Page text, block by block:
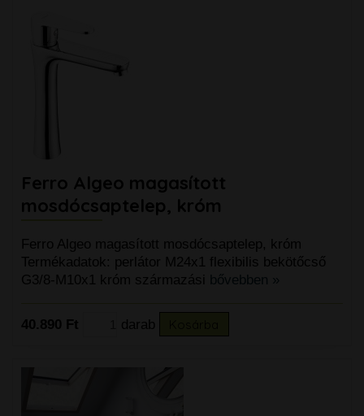
Ferro Algeo magasított
mosdócsaptelep, króm
Ferro Algeo magasított mosdócsaptelep, króm
Termékadatok: perlátor M24x1 flexibilis bekötőcső
G3/8-M10x1 króm származási
bővebben »
40.890 Ft darab